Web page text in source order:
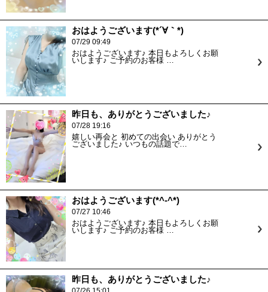
おはようございます(*´∀｀*)
07/29 09:49
おはようございます♪ 本日もよろしくお願
いします♪ ご予約のお客様 …
昨日も、ありがとうございました♪
07/28 19:16
嬉しい再会と 初めての出会い ありがとう
ございました♪ いつもの話題で…
おはようございます(*^-^*)
07/27 10:46
おはようございます♪ 本日もよろしくお願
いします♪ ご予約のお客様 …
昨日も、ありがとうございました♪